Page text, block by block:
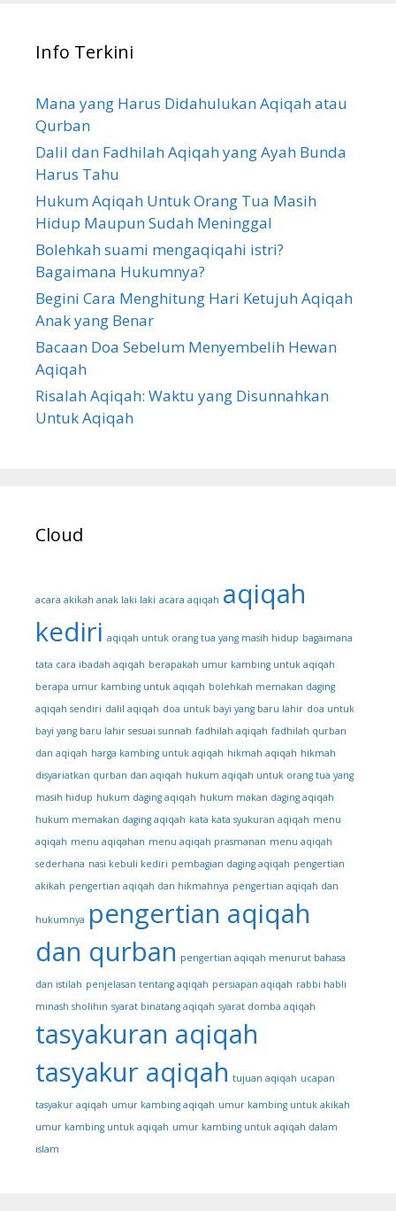
Info Terkini
Mana yang Harus Didahulukan Aqiqah atau
Qurban
Dalil dan Fadhilah Aqiqah yang Ayah Bunda
Harus Tahu
Hukum Aqiqah Untuk Orang Tua Masih
Hidup Maupun Sudah Meninggal
Bolehkah suami mengaqiqahi istri?
Bagaimana Hukumnya?
Begini Cara Menghitung Hari Ketujuh Aqiqah
Anak yang Benar
Bacaan Doa Sebelum Menyembelih Hewan
Aqiqah
Risalah Aqiqah: Waktu yang Disunnahkan
Untuk Aqiqah
Cloud
acara akikah anak laki laki acara aqiqah aqiqah
kediri aqiqah untuk orang tua yang masih hidup bagaimana
tata cara ibadah aqiqah berapakah umur kambing untuk aqiqah
berapa umur kambing untuk aqiqah bolehkah memakan daging
aqiqah sendiri dalil aqiqah doa untuk bayi yang baru lahir doa untuk
bayi yang baru lahir sesuai sunnah fadhilah aqiqah fadhilah qurban
dan aqiqah harga kambing untuk aqiqah hikmah aqiqah hikmah
disyariatkan qurban dan aqiqah hukum aqiqah untuk orang tua yang
masih hidup hukum daging aqiqah hukum makan daging aqiqah
hukum memakan daging aqiqah kata kata syukuran aqiqah menu
aqiqah menu aqiqahan menu aqiqah prasmanan menu aqiqah
sederhana nasi kebuli kediri pembagian daging aqiqah pengertian
akikah pengertian aqiqah dan hikmahnya pengertian aqiqah dan
hukumnya pengertian aqiqah
dan qurban pengertian aqiqah menurut bahasa
dan istilah penjelasan tentang aqiqah persiapan aqiqah rabbi habli
minash sholihin syarat binatang aqiqah syarat domba aqiqah
tasyakuran aqiqah
tasyakur aqiqah tujuan aqiqah ucapan
tasyakur aqiqah umur kambing aqiqah umur kambing untuk akikah
umur kambing untuk aqiqah umur kambing untuk aqiqah dalam
islam